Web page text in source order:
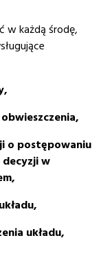
w każdą środę,
postępowaniu
w
układu,